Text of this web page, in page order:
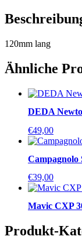
120mm lang
Ähnliche
DEDA
€49,00
Campagnolo
€39,00
Mavic CXP
Produkt-